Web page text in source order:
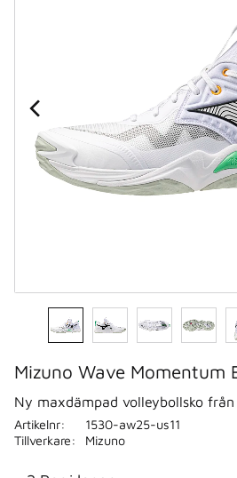
Mizuno Wave Momentum
Ny maxdämpad volleybollsko från
Artikelnr
1530-aw25-us11
Tillverkare
Mizuno